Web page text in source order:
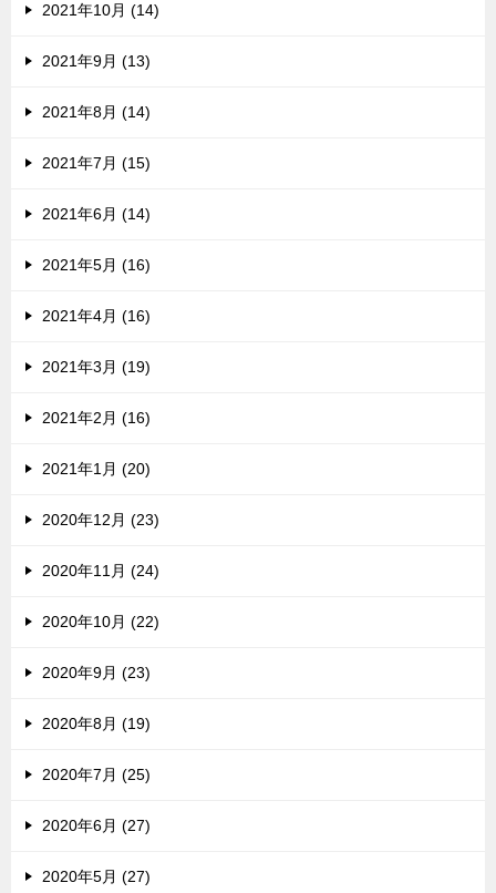
2021年10月 (14)
2021年9月 (13)
2021年8月 (14)
2021年7月 (15)
2021年6月 (14)
2021年5月 (16)
2021年4月 (16)
2021年3月 (19)
2021年2月 (16)
2021年1月 (20)
2020年12月 (23)
2020年11月 (24)
2020年10月 (22)
2020年9月 (23)
2020年8月 (19)
2020年7月 (25)
2020年6月 (27)
2020年5月 (27)